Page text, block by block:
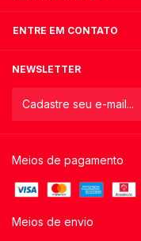
ENTRE EM CONTATO
NEWSLETTER
Meios de pagamento
Meios de envio